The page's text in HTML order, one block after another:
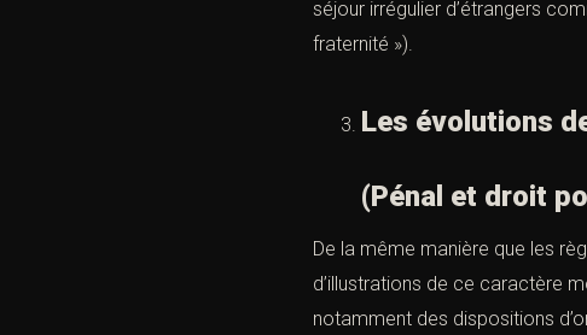
séjour irrégulier d’étrangers
fraternité »).
Les évolutions
(Pénal et droit
De la même manière que les
d’illustrations de ce caractère
notamment des dispositions